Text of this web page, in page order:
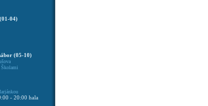
04)
(05-10)
- 20:00 hala